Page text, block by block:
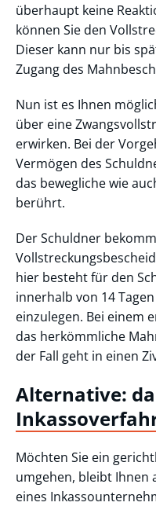
überhaupt keine
können Sie den
Dieser kann nur bis
Zugang des
Nun ist es Ihnen
über eine
erwirken. Bei der
Vermögen des
das bewegliche wie
berührt.
Der Schuldner
hier besteht für den
innerhalb von 14
einzulegen. Bei einem
das herkömmliche
der Fall geht in einen
Alternative:
Möchten Sie ein
umgehen, bleibt Ihnen
eines